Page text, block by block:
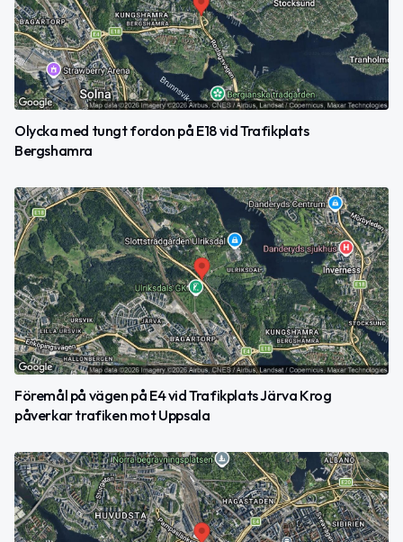
Olycka med tungt fordon på E18 vid Trafikplats
Bergshamra
Föremål på vägen på E4 vid Trafikplats Järva Krog
påverkar trafiken mot Uppsala